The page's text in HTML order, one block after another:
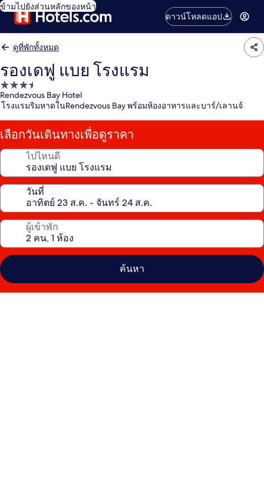
ข้ามไปยังส่วนหลักของหน้า
ดาวน์โหลดแอป
ดูที่พักทั้งหมด
รองเดฟู แบย โรงแรม
ที่พัก
3.5
Rendezvous Bay Hotel
โรงแรมริมหาดในRendezvous Bay พร้อมห้องอาหารและบาร์/เลานจ์
เลือกวันเดินทางเพื่อดูราคา
ไปไหนดี
วันที่
ผู้เข้าพัก
ค้นหา